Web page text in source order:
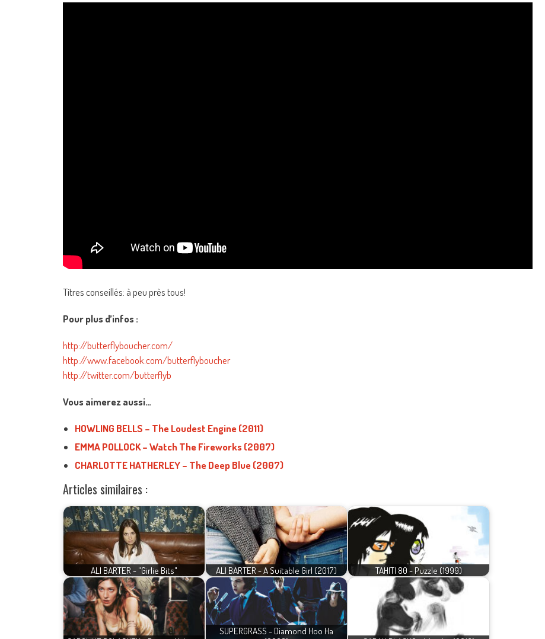
Titres conseillés: à peu près tous!
Pour plus d’infos :
http://butterflyboucher.com/
http://www.facebook.com/butterflyboucher
http://twitter.com/butterflyb
Vous aimerez aussi…
HOWLING BELLS – The Loudest Engine (2011)
EMMA POLLOCK – Watch The Fireworks (2007)
CHARLOTTE HATHERLEY – The Deep Blue (2007)
Articles similaires :
ALI BARTER - "Girlie Bits" ALI BARTER - A Suitable Girl (2017) TAHITI 80 - Puzzle (1999)
SUPERGRASS - Diamond Hoo Ha